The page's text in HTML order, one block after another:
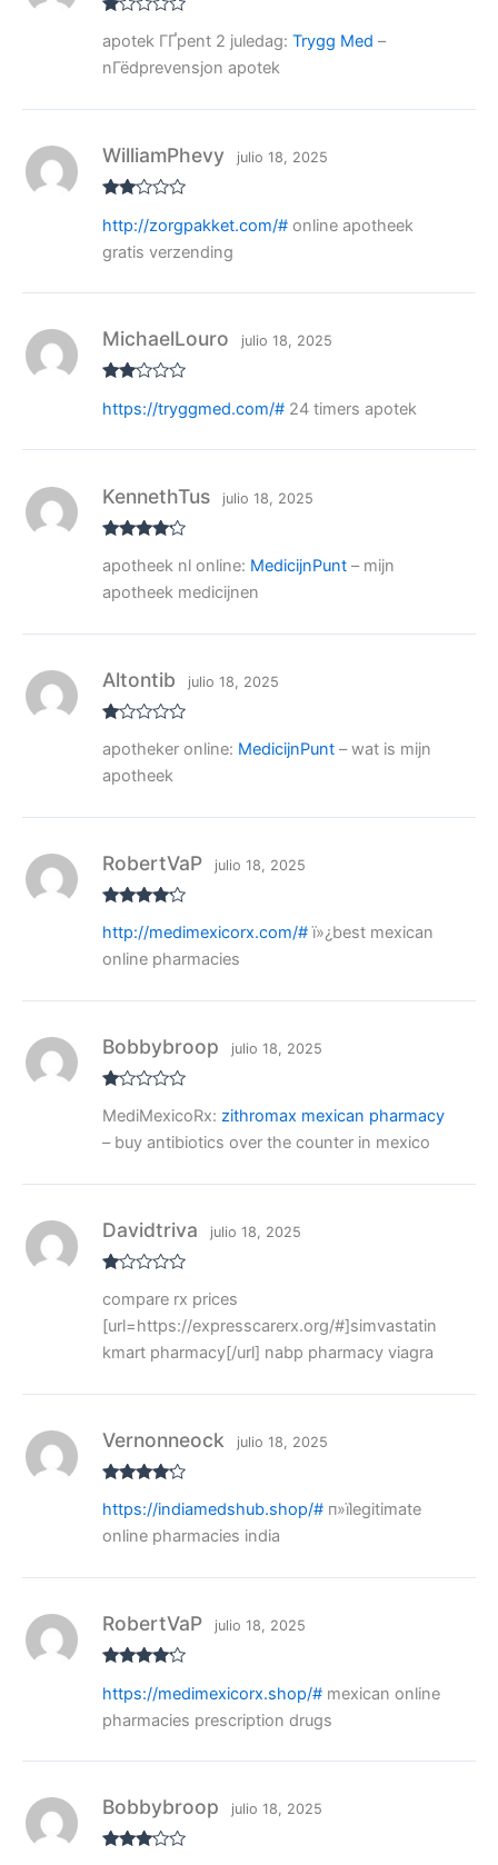
al
or
ad
co
de
5
apotek ГҐpent 2 juledag: Trygg Med –
nГёdprevensjon apotek
rado
2de
WilliamPhevy julio 18, 2025
http://zorgpakket.com/#online apotheek
gratis verzending
rado
MichaelLouro julio 18, 2025
https://tryggmed.com/#24 timers apotek
con4de
KennethTus julio 18, 2025
apotheek nl online: MedicijnPunt– mijn
apotheek medicijnen
al
ad
de
5
Altontib julio 18, 2025
apotheker online: MedicijnPunt– wat is mijn
apotheek
con4de
RobertVaP julio 18, 2025
http://medimexicorx.com/#ï»¿best mexican
online pharmacies
al
or
ad
de
5
Bobbybroop julio 18, 2025
MediMexicoRx: zithromax mexican pharmacy
– buy antibiotics over the counter in mexico
al
or
ad
o
co
1
Davidtriva julio 18, 2025
compare rx prices
[url=https://expresscarerx.org/#]simvastatin
kmart pharmacy[/url] nabp pharmacy viagra
con4de
Vernonneock julio 18, 2025
https://indiamedshub.shop/#п»їlegitimate
online pharmacies india
con4de
RobertVaP julio 18, 2025
https://medimexicorx.shop/#mexican online
pharmacies prescription drugs
Bobbybroop julio 18, 2025